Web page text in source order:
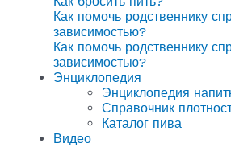
Как помочь родственнику
зависимостью?
Как помочь родственнику
зависимостью?
Энциклопедия
Энциклопедия
Справочник
Каталог пива
Видео